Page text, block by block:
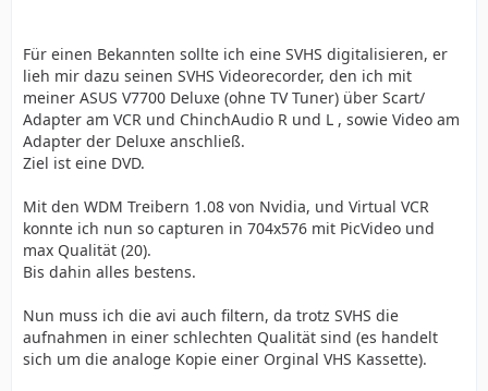
Für einen Bekannten sollte ich eine SVHS digitalisieren, er
lieh mir dazu seinen SVHS Videorecorder, den ich mit
meiner ASUS V7700 Deluxe (ohne TV Tuner) über Scart/
Adapter am VCR und ChinchAudio R und L , sowie Video am
Adapter der Deluxe anschließ.
Ziel ist eine DVD.
Mit den WDM Treibern 1.08 von Nvidia, und Virtual VCR
konnte ich nun so capturen in 704x576 mit PicVideo und
max Qualität (20).
Bis dahin alles bestens.
Nun muss ich die avi auch filtern, da trotz SVHS die
aufnahmen in einer schlechten Qualität sind (es handelt
sich um die analoge Kopie einer Orginal VHS Kassette).